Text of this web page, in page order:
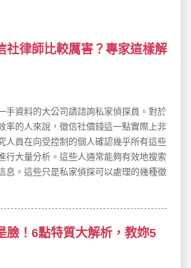
社律師比較厲害？專家這樣解
手資料的大公司請諮詢私家偵探員。對於
率的人來說，徵信社價錢這一點實際上非
人員在向受控制的個人確認幾乎所有這些
行大量分析。這些人通常能夠有效地搜索
息。這些只是私家偵探可以處理的幾種徵
臉！6點特質大解析，教妳5